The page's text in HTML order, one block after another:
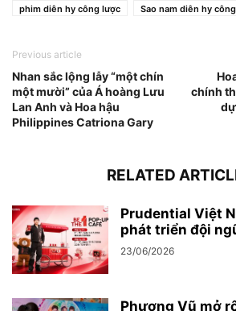
phim diên hy công lược
Sao nam diên hy
Previous article
Nhan sắc lộng lẫy “một chín
một mười” của Á hoàng Lưu
Lan Anh và Hoa hậu
Philippines Catriona Gary
chính
RELATED
Prudential Việt
phát triển đội
23/06/2026
Phương Vũ mở